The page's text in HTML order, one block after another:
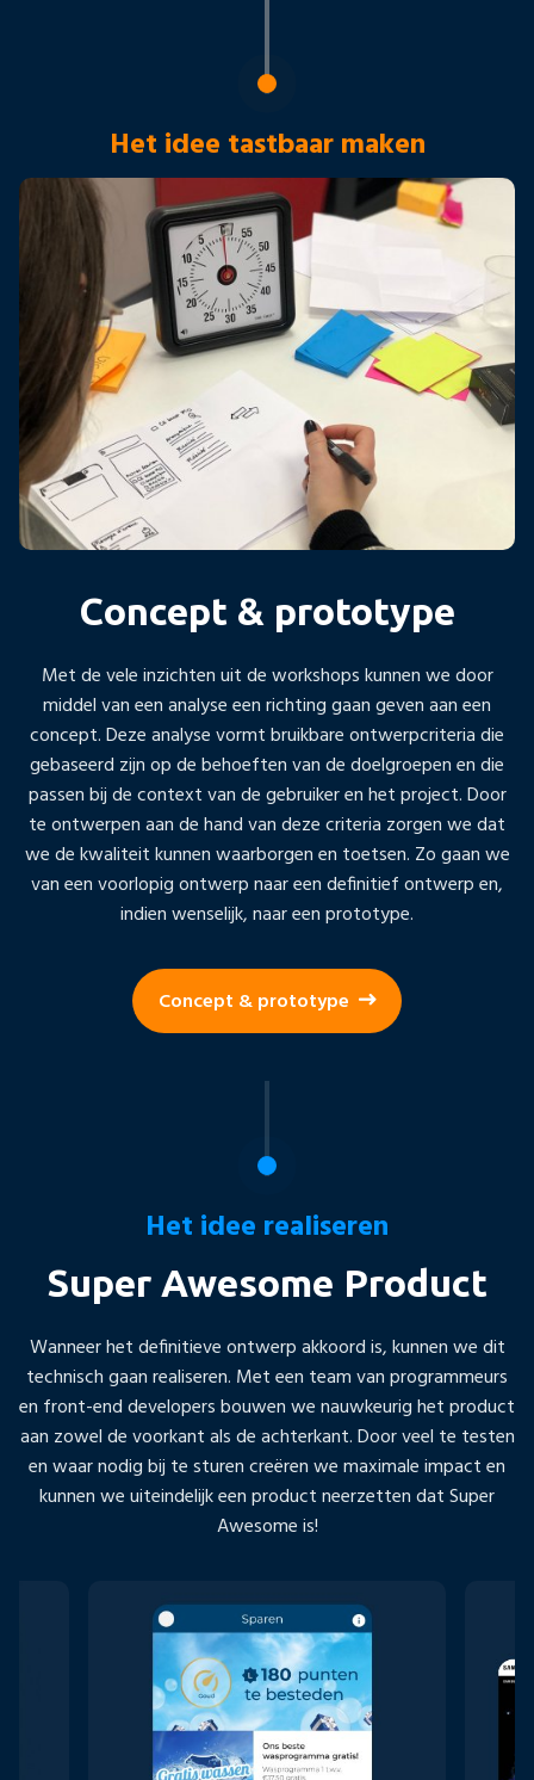
Het idee tastbaar maken
Concept & prototype
Met de vele inzichten uit de workshops kunnen we door
middel van een analyse een richting gaan geven aan een
concept. Deze analyse vormt bruikbare ontwerpcriteria die
gebaseerd zijn op de behoeften van de doelgroepen en die
passen bij de context van de gebruiker en het project. Door
te ontwerpen aan de hand van deze criteria zorgen we dat
we de kwaliteit kunnen waarborgen en toetsen. Zo gaan we
van een voorlopig ontwerp naar een definitief ontwerp en,
indien wenselijk, naar een prototype.
Concept & prototype
Het idee realiseren
Super Awesome Product
Wanneer het definitieve ontwerp akkoord is, kunnen we dit
technisch gaan realiseren. Met een team van programmeurs
en front-end developers bouwen we nauwkeurig het product
aan zowel de voorkant als de achterkant. Door veel te testen
en waar nodig bij te sturen creëren we maximale impact en
kunnen we uiteindelijk een product neerzetten dat Super
Awesome is!